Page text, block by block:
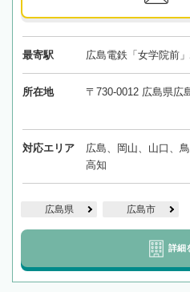
最寄駅 広島電鉄「女学院前
所在地 〒730-0012 広島県広
対応エリア
広島、岡山、山口、
高知
広島県 広島市
詳細